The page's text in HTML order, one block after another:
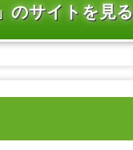
のサイトを見る